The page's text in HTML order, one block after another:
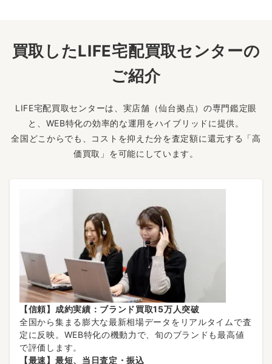
買取したLIFE宅配買取センターの
ご紹介
LIFE宅配買取センターは、実店舗（仙台拠点）の専門鑑定眼
と、WEB特化の効率的な運用をハイブリッドに提供。
全国どこからでも、コストを抑えた分を査定額に還元する「高
価買取」を可能にしています。
【信頼】成約実績：ブランド買取15万人突破
全国から集まる膨大な最新相場データをリアルタイムで査
定に反映。WEB特化の機動力で、旬のブランドも最高値
で評価します。
【最速】最短、当日査定・振込